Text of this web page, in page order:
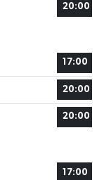
20:00
17:00
20:00
20:00
17:00